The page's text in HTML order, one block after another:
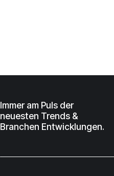
Immer am Puls der
neuesten Trends &
Branchen Entwicklungen.